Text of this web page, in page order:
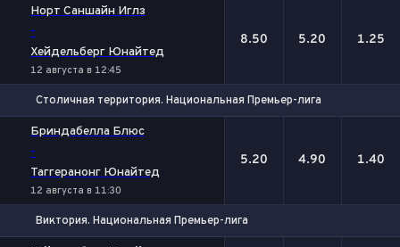
Норт Саншайн Иглз
-
Хейдельберг Юнайтед
12 августа в 12:45
8.50 5.20 1.25
Столичная территория. Национальная Премьер-лига
Бриндабелла Блюс
-
Таггеранонг Юнайтед
12 августа в 11:30
5.20 4.90 1.40
Виктория. Национальная Премьер-лига